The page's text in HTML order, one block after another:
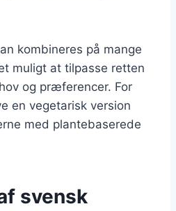
kombineres på mange
muligt at tilpasse retten
og præferencer. For
en vegetarisk version
med plantebaserede
svensk